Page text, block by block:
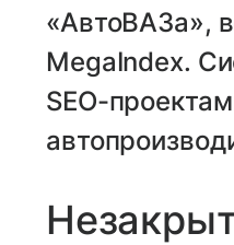
«АвтоВАЗа»,
MegaIndex.
SEO-